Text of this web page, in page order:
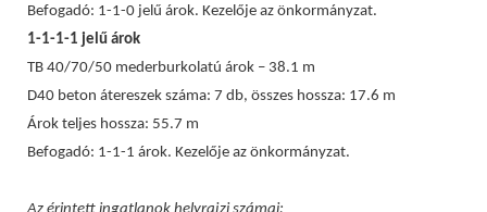
Befogadó: 1-1-0 jelű árok. Kezelője az önkormányzat.
1-1-1-1 jelű árok
TB 40/70/50 mederburkolatú árok – 38.1 m
D40 beton átereszek száma: 7 db, összes hossza: 17.6 m
Árok teljes hossza: 55.7 m
Befogadó: 1-1-1 árok. Kezelője az önkormányzat.